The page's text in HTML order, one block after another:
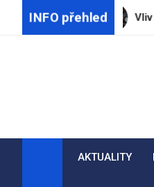
INFO přehled
Vliv
AKTUALITY